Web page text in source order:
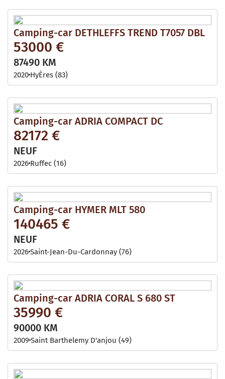
Camping-car DETHLEFFS TREND T7057 DBL
53000 €
87490 KM
2020 HyÈres (83)
Camping-car ADRIA COMPACT DC
82172 €
NEUF
2026 Ruffec (16)
Camping-car HYMER MLT 580
140465 €
NEUF
2026Saint-Jean-Du-Cardonnay (76)
Camping-car ADRIA CORAL S 680 ST
35990 €
90000 KM
2009 Saint Barthelemy D'anjou (49)